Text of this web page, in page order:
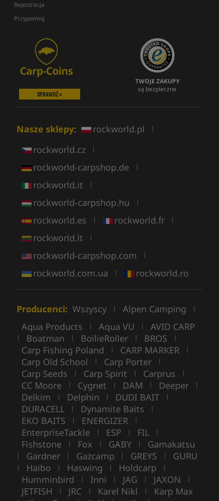
Rejestracja
Przypomnij
SPRAWDŹ »
TWOJE ZAKUPY
są bezpieczne
Nasze sklepy: rockworld.pl |
rockworld.cz |
rockworld-carpshop.de |
rockworld.it |
rockworld-carpshop.hu |
rockworld.es | rockworld.fr |
rockworld.lt |
rockworld-carpshop.com |
rockworld.com.ua | rockworld.ro
Producenci: Wszyscy | Alpen Camping |
Aqua Products | Aqua VU | AVID CARP
| Boatman | BoilieRoller | BROS |
Carp Fishing Poland | CARP MARKER |
Carp Old School | Carp Porter |
Carp Seeds | Carp Spirit | Carprus |
CC Moore | Cygnet | DAM | Deeper |
Delkim | Delphin | DUDI BAIT |
DURACELL | Dynamite Baits |
EKO BAITS | ENERGIZER |
EnterpriseTackle | ESP | FIL |
Fishstone | Fox | GABY | Gamakatsu
| Gardner | Gazcamp | GREYS | GURU
| Haibo | Haswing | Holdcarp |
Humminbird | Inni | JAG | JAXON |
JETFISH | JRC | Karel Nikl | Karp Max